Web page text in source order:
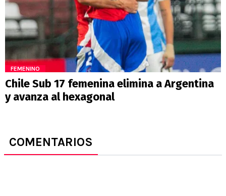
FEMENINO
Chile Sub 17 femenina elimina a Argentina
y avanza al hexagonal
COMENTARIOS